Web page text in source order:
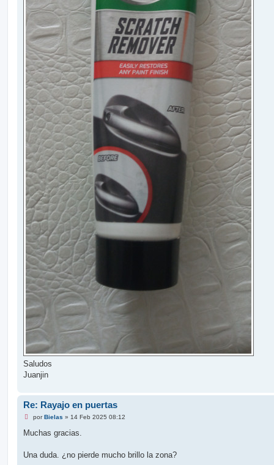
Saludos
Juanjin
Re: Rayajo en puertas
M
n
j
porBielas » 14 Feb 2025 08:12
Muchas gracias.
Una duda. ¿no pierde mucho brillo la zona?